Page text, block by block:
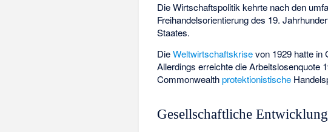
Die Wirtschaftspolitik kehrte nach den
Freihandelsorientierung des 19.
Staates.
DieWeltwirtschaftskrisevon 1929 hatte in
Allerdings erreichte die Arbeitslosenquote
Commonwealthprotektionistische
Gesellschaftliche